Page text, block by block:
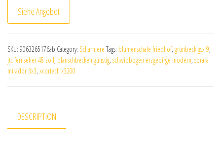
Siehe Angebot
SKU: 9063265176ab Category: Scharniere Tags: blumenschale friedhof, grünbeck gsx 9,
jtc fernseher 48 zoll, planschbecken günstig, schwibbogen erzgebirge modern, sorara
mirador 3x3, xcortech x3200
DESCRIPTION